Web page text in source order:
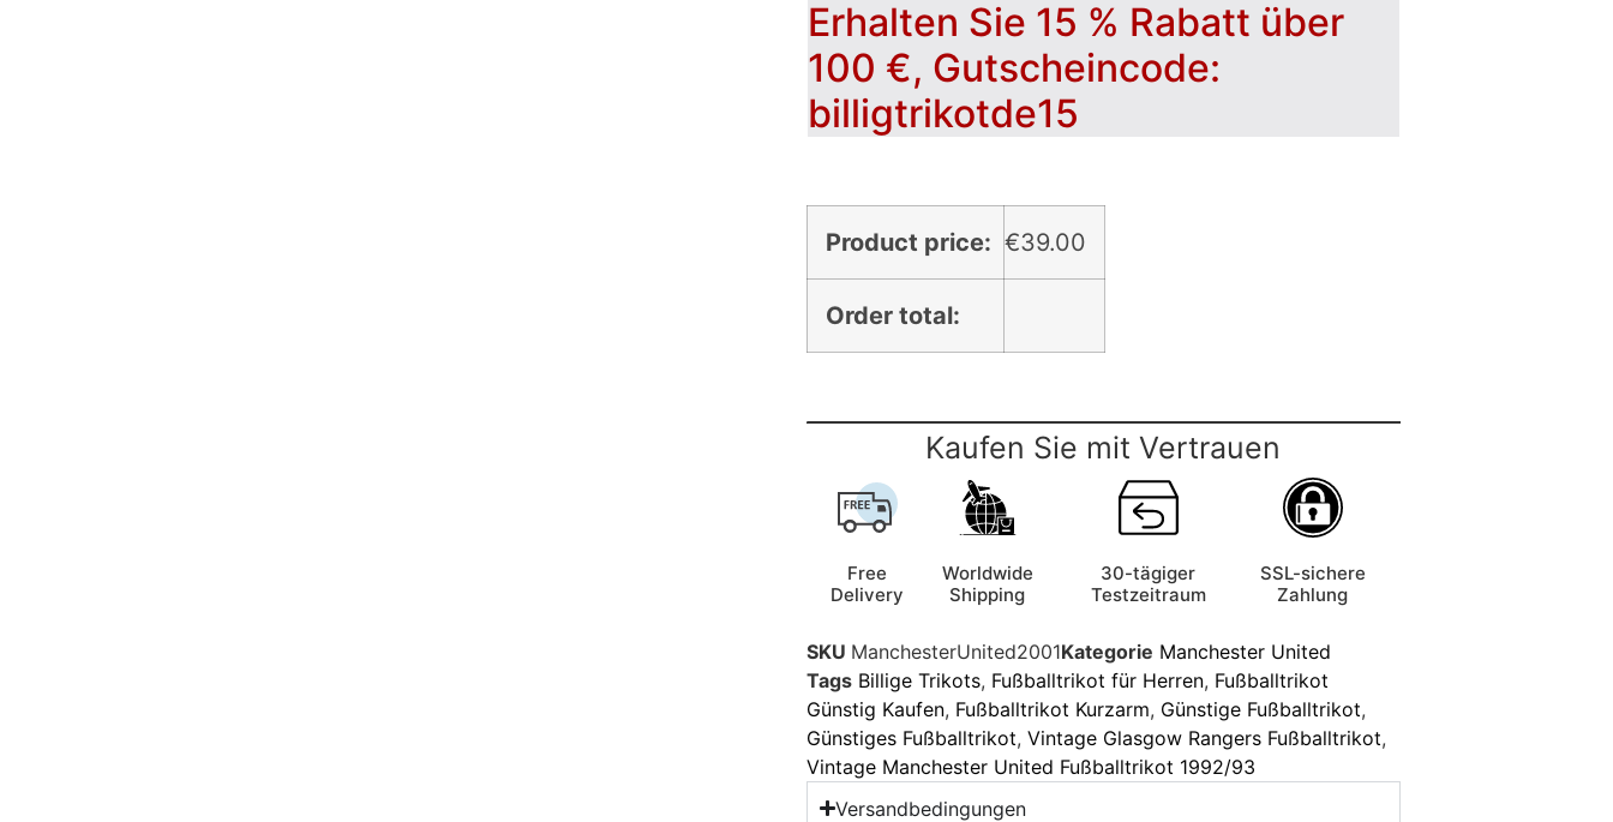
Erhalten Sie 15 % Rabatt über
100 €, Gutscheincode:
billigtrikotde15
Product price: €39.00
Order total:
Kaufen Sie mit Vertrauen
Free
Delivery
Worldwide
Shipping
30-tägiger
Testzeitraum
SSL-sichere
Zahlung
SKU ManchesterUnited2001Kategorie Manchester United
Tags Billige Trikots, Fußballtrikot für Herren, Fußballtrikot
Günstig Kaufen, Fußballtrikot Kurzarm, Günstige Fußballtrikot,
Günstiges Fußballtrikot, Vintage Glasgow Rangers Fußballtrikot,
Vintage Manchester United Fußballtrikot 1992/93
Versandbedingungen